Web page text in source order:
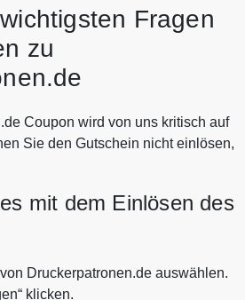
Fragen
zu
Coupon wird von uns kritisch auf
Sie den Gutschein nicht einlösen,
mit dem Einlösen des
Druckerpatronen.de auswählen.
klicken.